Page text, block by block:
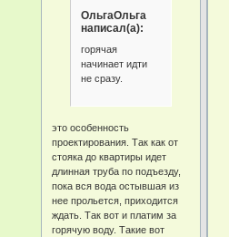
ОльгаОльга
написал(а):
горячая
начинает идти
не сразу.
это особенность
проектирования. Так как от
стояка до квартиры идет
длинная труба по подъезду,
пока вся вода остывшая из
нее прольется, приходится
ждать. Так вот и платим за
горячую воду. Такие вот